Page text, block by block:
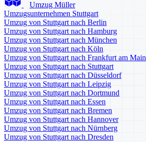
Umzug Müller
Umzugsunternehmen Stuttgart
Umzug von Stuttgart nach Berlin
Umzug von Stuttgart nach Hamburg
Umzug von Stuttgart nach München
Umzug von Stuttgart nach Köln
Umzug von Stuttgart nach Frankfurt am Main
Umzug von Stuttgart nach Stuttgart
Umzug von Stuttgart nach Düsseldorf
Umzug von Stuttgart nach Leipzig
Umzug von Stuttgart nach Dortmund
Umzug von Stuttgart nach Essen
Umzug von Stuttgart nach Bremen
Umzug von Stuttgart nach Hannover
Umzug von Stuttgart nach Nürnberg
Umzug von Stuttgart nach Dresden